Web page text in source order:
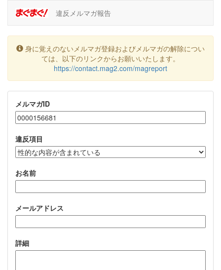
違反メルマガ報告
身に覚えのないメルマガ登録およびメルマガの解除につい
ては、以下のリンクからお願いいたします。
https://contact.mag2.com/magreport
メルマガID
違反項目
お名前
メールアドレス
詳細